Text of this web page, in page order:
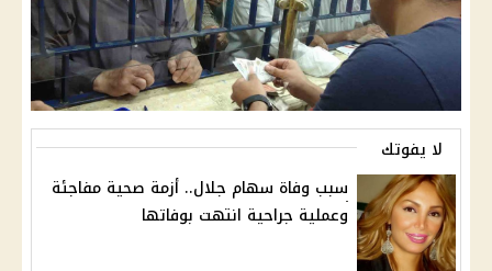
لا يفوتك
سبب وفاة سهام جلال.. أزمة صحية مفاجئة
وعملية جراحية انتهت بوفاتها